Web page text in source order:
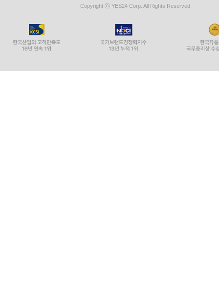
Copyright ⓒ YES24 Corp. All Rights Reserved.